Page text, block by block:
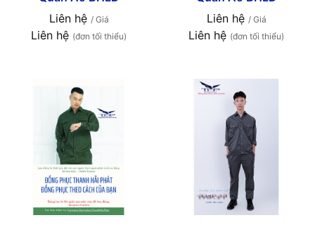
Liên hệ / Giá
Liên hệ (đơn tối thiểu)
Liên hệ / Giá
Liên hệ (đơn tối thiểu)